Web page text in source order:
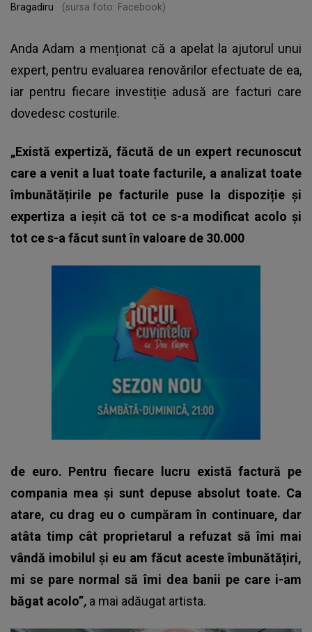
Bragadiru
(sursa foto: Facebook)
Anda Adam a menționat că a apelat la ajutorul unui
expert, pentru evaluarea renovărilor efectuate de ea,
iar pentru fiecare investiție adusă are facturi care
dovedesc costurile.
„Există expertiză, făcută de un expert recunoscut
care a venit a luat toate facturile, a analizat toate
îmbunătățirile pe facturile puse la dispoziție și
expertiza a ieșit că tot ce s-a modificat acolo și
tot ce s-a făcut sunt în valoare de 30.000
de euro. Pentru fiecare lucru există factură pe
compania mea și sunt depuse absolut toate. Ca
atare, cu drag eu o cumpăram în continuare, dar
atâta timp cât proprietarul a refuzat să îmi mai
vândă imobilul și eu am făcut aceste îmbunătățiri,
mi se pare normal să îmi dea banii pe care i-am
băgat acolo”, a mai adăugat artista.